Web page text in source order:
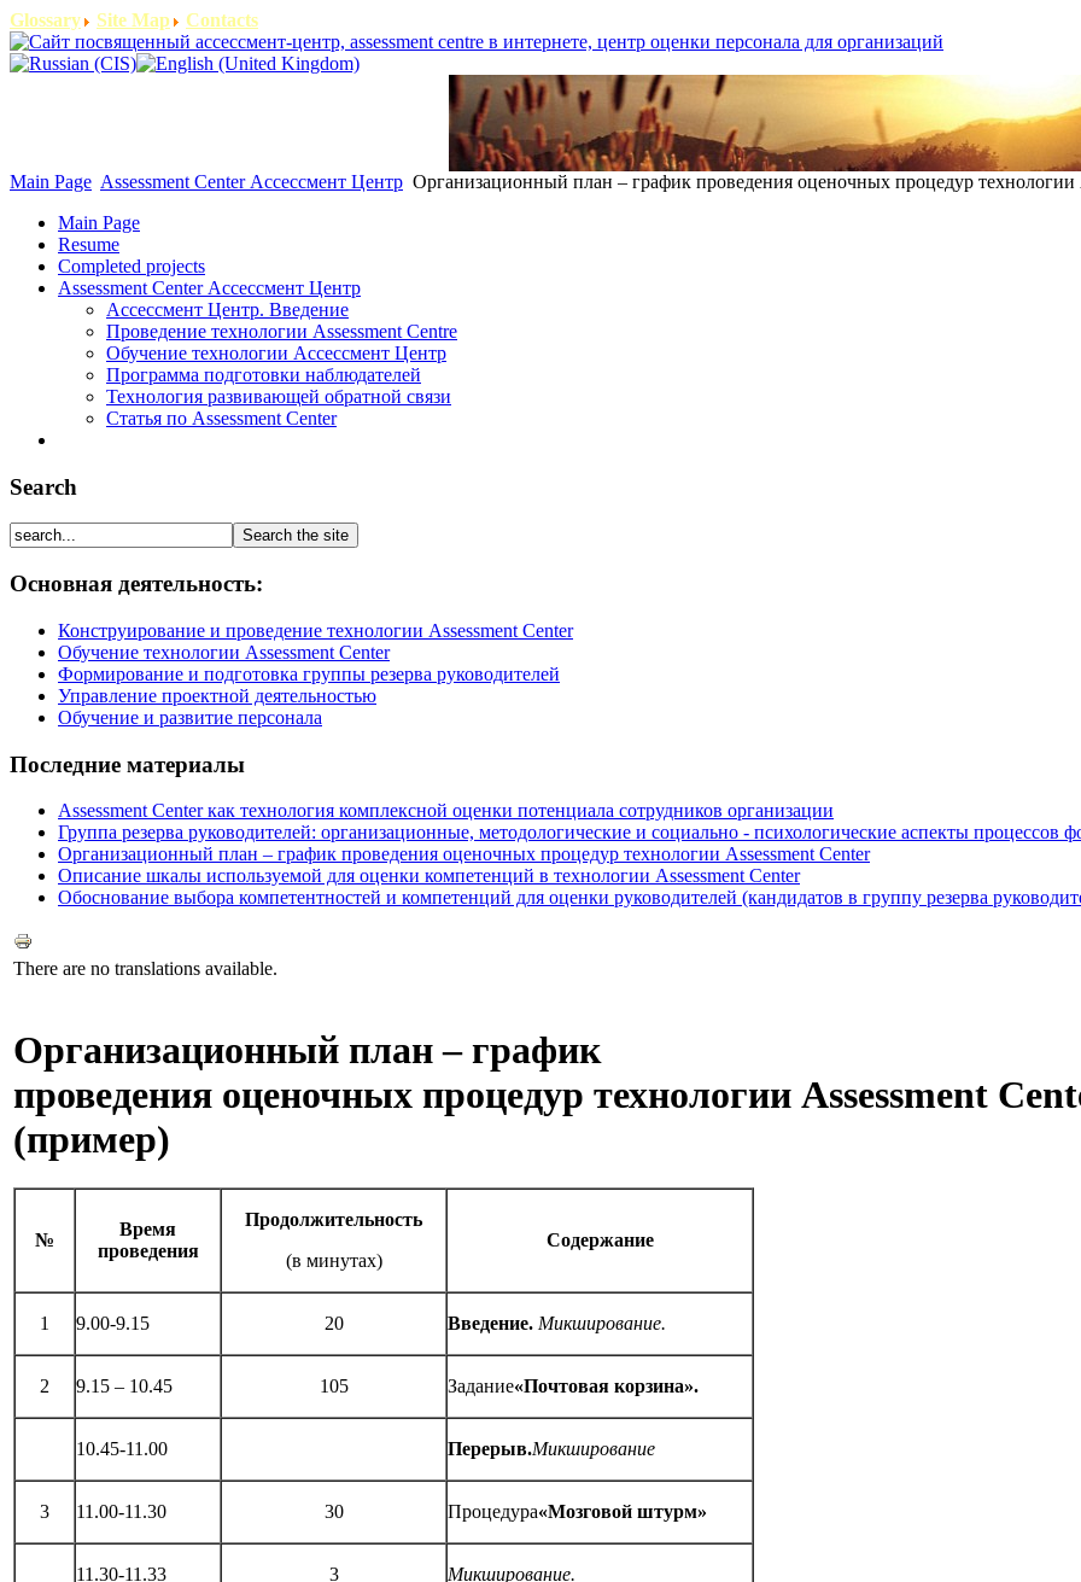
Glossary Site Map Contacts
Main Page Assessment Center Ассессмент Центр Организационный план – график проведения оценочных процедур технологии
Main Page
Resume
Completed projects
Assessment Center Ассессмент Центр
Ассессмент Центр. Введение
Проведение технологии Assessment Centre
Обучение технологии Ассессмент Центр
Программа подготовки наблюдателей
Технология развивающей обратной связи
Статья по Assessment Center
Search
Основная деятельность:
Конструирование и проведение технологии Assessment Center
Обучение технологии Assessment Center
Формирование и подготовка группы резерва руководителей
Управление проектной деятельностью
Обучение и развитие персонала
Последние материалы
Assessment Center как технология комплексной оценки потенциала сотрудников организации
Группа резерва руководителей: организационные, методологические и социально - психологические аспекты процессов
Организационный план – график проведения оценочных процедур технологии Assessment Center
Описание шкалы используемой для оценки компетенций в технологии Assessment Center
Обоснование выбора компетентностей и компетенций для оценки руководителей (кандидатов в группу резерва
There are no translations available.
Организационный план – график
проведения оценочных процедур технологии Assessment
(пример)
№
Время
проведения
Продолжительность
(в минутах)
Содержание
1 9.00-9.15 20 Введение. Микширование.
2 9.15 – 10.45 105 Задание«Почтовая корзина».
10.45-11.00 Перерыв.Микширование
3 11.00-11.30 30 Процедура«Мозговой штурм»
11.30-11.33 3 Микширование.